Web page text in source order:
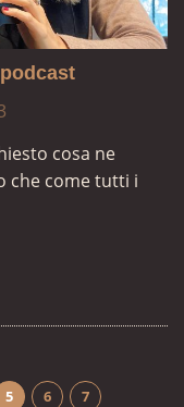
cosa ne
che come tutti i
5 6
7